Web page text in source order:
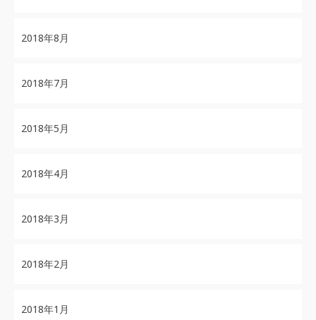
2018年8月
2018年7月
2018年5月
2018年4月
2018年3月
2018年2月
2018年1月